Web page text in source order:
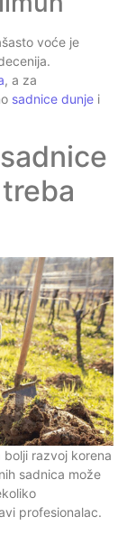
voće je
, a za
sadnice dunje i
razvoj korena
sadnica može
profesionalac.